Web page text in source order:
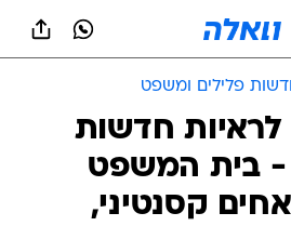
פלילים ומשפט
לראיות חדשות
- בית המשפט
קסנטיני,